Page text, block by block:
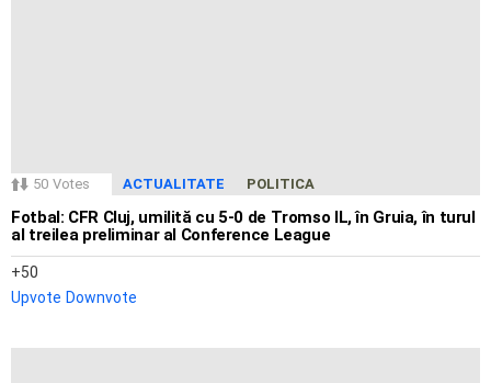
50 Votes ACTUALITATE POLITICA
Fotbal: CFR Cluj, umilită cu 5-0 de Tromso IL, în Gruia, în turul
al treilea preliminar al Conference League
50
Upvote Downvote